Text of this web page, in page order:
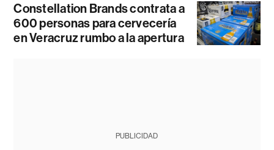
Constellation Brands contrata a
600 personas para cervecería
en Veracruz rumbo a la apertura
PUBLICIDAD